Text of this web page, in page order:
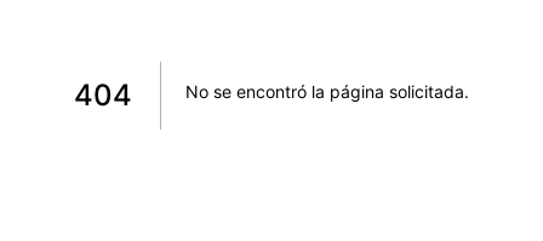
404 No se encontró la página solicitada.